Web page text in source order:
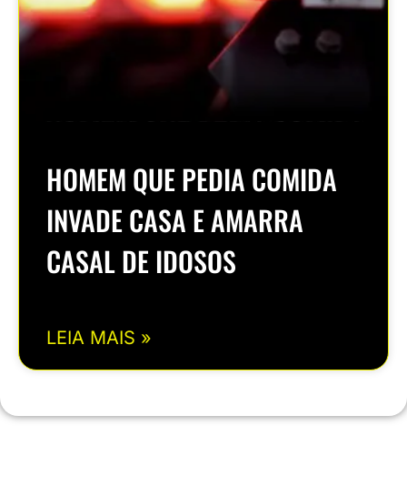
HOMEM QUE PEDIA COMIDA
INVADE CASA E AMARRA
CASAL DE IDOSOS
LEIA MAIS »